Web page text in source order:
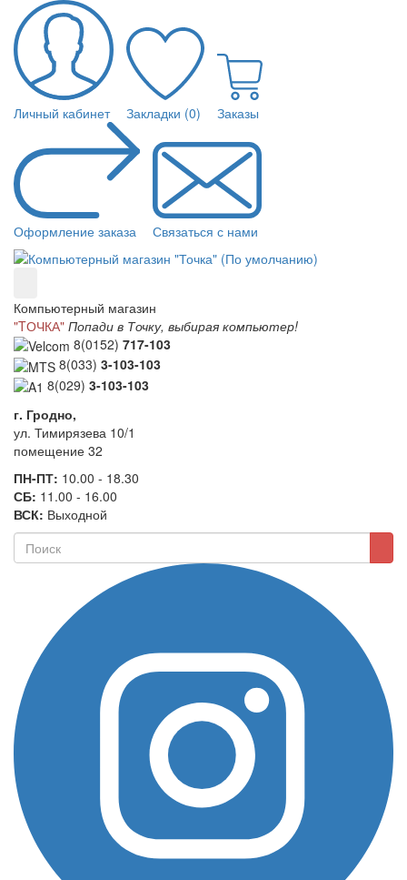
Личный кабинет Закладки (0) Заказы
Оформление заказа Связаться с нами
Компьютерный магазин
"TОЧКА" Попади в Точку, выбирая компьютер!
8(0152) 717-103
8(033) 3-103-103
8(029) 3-103-103
г. Гродно,
ул. Тимирязева 10/1
помещение 32
ПН-ПТ: 10.00 - 18.30
СБ: 11.00 - 16.00
ВСК: Выходной